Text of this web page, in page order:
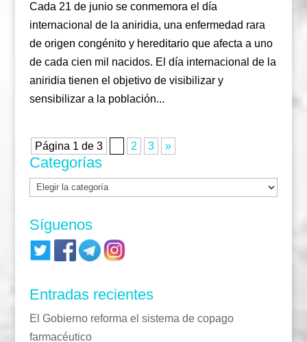
Cada 21 de junio se conmemora el día
internacional de la aniridia, una enfermedad rara
de origen congénito y hereditario que afecta a uno
de cada cien mil nacidos. El día internacional de la
aniridia tienen el objetivo de visibilizar y
sensibilizar a la población...
Página 1 de 3 2 3 »
Categorías
Categorías
Síguenos
Entradas recientes
El Gobierno reforma el sistema de copago
farmacéutico